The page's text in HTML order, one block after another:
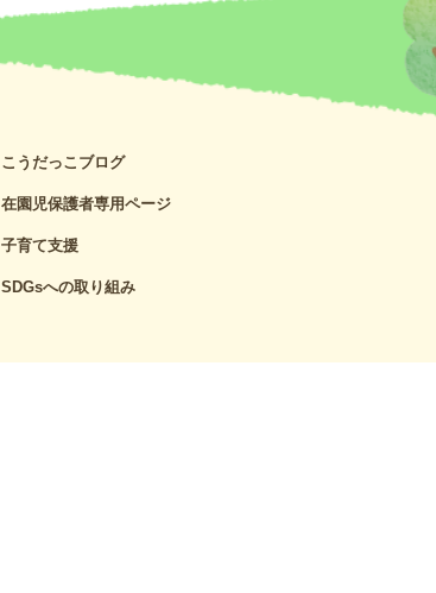
こうだっこブログ
在園児保護者専用ページ
子育て支援
SDGsへの取り組み